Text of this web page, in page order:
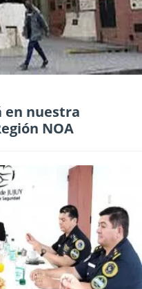
en nuestra
NOA